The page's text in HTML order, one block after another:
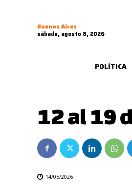
Buenos Aires
sábado, agosto 8, 2026
POLÍTICA
12 al 19
14/05/2026